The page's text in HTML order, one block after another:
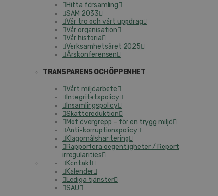
Hitta församling
SAM 2033
Vår tro och vårt uppdrag
Vår organisation
Vår historia
Verksamhetsåret 2025
Årskonferensen
TRANSPARENS OCH ÖPPENHET
Vårt miljöarbete
Integritetspolicy
Insamlingspolicy
Skattereduktion
Mot övergrepp – för en trygg miljö
Anti-korruptionspolicy
Klagomålshantering
Rapportera oegentligheter / Report
irregularities
Kontakt
Kalender
Lediga tjänster
SAU